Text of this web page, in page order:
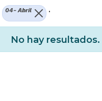
04- Abril .
No hay resultados.